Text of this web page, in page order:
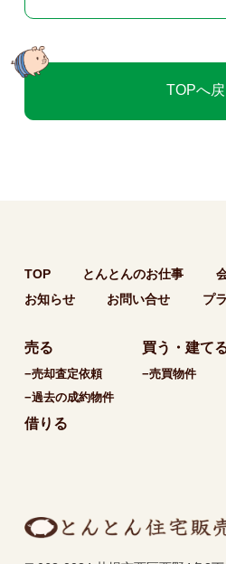
TOPへ
TOP とんとんのお仕事
お知らせ
お問い合せ プ
売る
−売却査定依頼
−過去の成約物件
買う・建て
−売買物件
借りる